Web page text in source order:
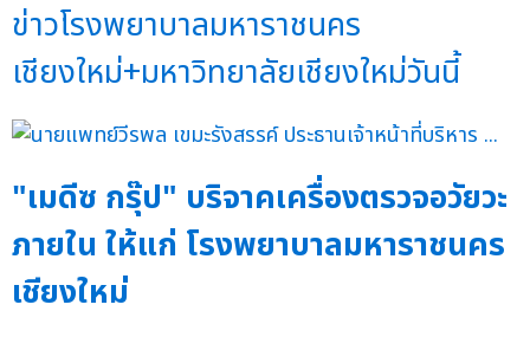
ข่าวโรงพยาบาลมหาราชนคร
เชียงใหม่+มหาวิทยาลัยเชียงใหม่วันนี้
"เมดีซ กรุ๊ป" บริจาคเครื่องตรวจอวัยวะ
ภายใน ให้แก่ โรงพยาบาลมหาราชนคร
เชียงใหม่